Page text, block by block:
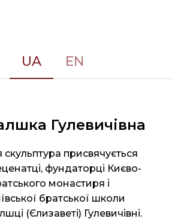
UA EN
Гулевичівна
скульптура присвячується
фундаторці Києво-
монастиря і
братської школи
(Єлизаветі) Гулевичівні.